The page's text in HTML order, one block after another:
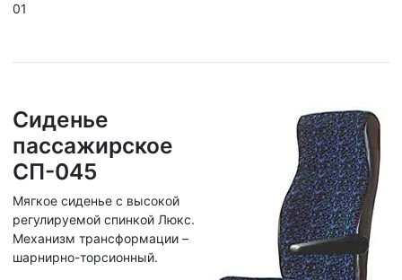
01
Сиденье
пассажирское
СП-045
Мягкое сиденье с высокой
регулируемой спинкой Люкс.
Механизм трансформации –
шарнирно-торсионный.